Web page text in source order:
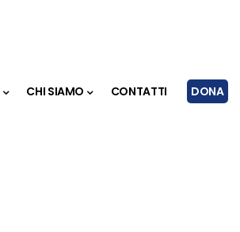
CHI SIAMO CONTATTI DONA